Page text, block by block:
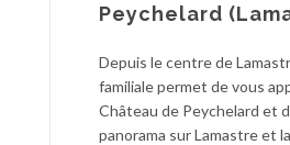
Peychelard
Depuis le centre de
familiale permet de vous
Château de Peychelard et
panorama sur Lamastre et